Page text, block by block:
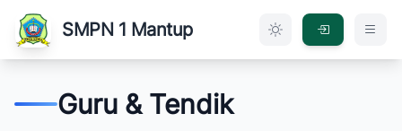
SMPN 1 Mantup
Guru & Tendik